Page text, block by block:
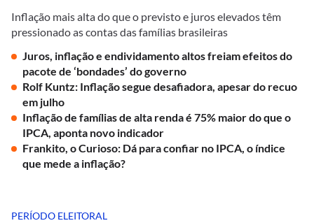
Inflação mais alta do que o previsto e juros elevados têm
pressionado as contas das famílias brasileiras
Juros, inflação e endividamento altos freiam efeitos do
pacote de ‘bondades’ do governo
Rolf Kuntz: Inflação segue desafiadora, apesar do recuo
em julho
Inflação de famílias de alta renda é 75% maior do que o
IPCA, aponta novo indicador
Frankito, o Curioso: Dá para confiar no IPCA, o índice
que mede a inflação?
PERÍODO ELEITORAL